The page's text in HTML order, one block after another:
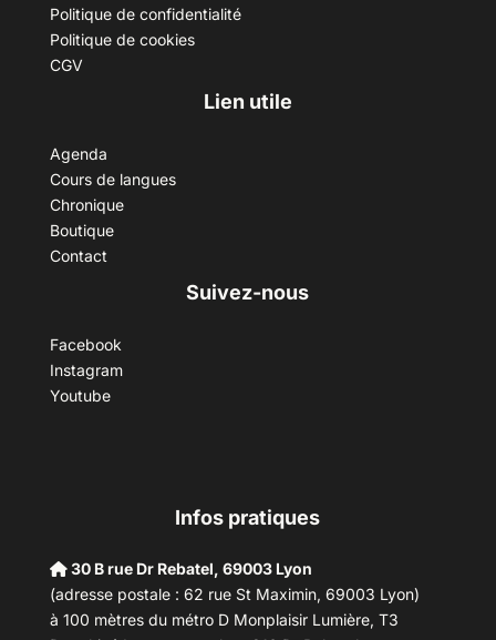
Politique de confidentialité
Politique de cookies
CGV
Lien utile
Agenda
Cours de langues
Chronique
Boutique
Contact
Suivez-nous
Facebook
Instagram
Youtube
Infos pratiques
30 B rue Dr Rebatel, 69003 Lyon
(adresse postale : 62 rue St Maximin, 69003 Lyon)
à 100 mètres du métro D Monplaisir Lumière, T3